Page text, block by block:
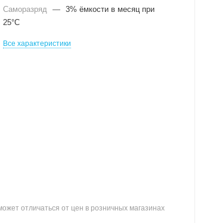
Саморазряд — 3% ёмкости в месяц при
25°С
Все характеристики
отличаться от цен в розничных магазинах